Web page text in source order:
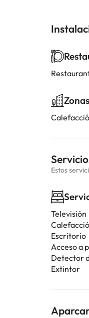
Estos
Televisión
Escritorio
Acceso a
Detector
Extintor